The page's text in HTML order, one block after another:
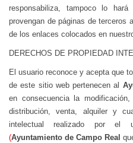
responsabiliza, tampoco lo
provengan de páginas de terceros
de los enlaces colocados en
DERECHOS DE PROPIEDAD
El usuario reconoce y acepta que
de este sitio web pertenecen al
en consecuencia la
distribución, venta, alquiler y
intelectual realizado por el
(Ayuntamiento de Campo Real